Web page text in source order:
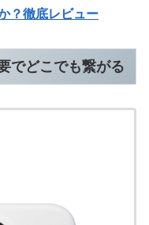
？徹底レビュー
でどこでも繋がる